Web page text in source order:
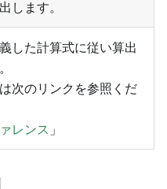
します。
した計算式に従い算出
次のリンクを参照くだ
レンス 」